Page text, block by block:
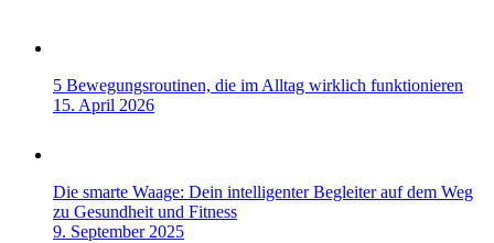
5 Bewegungsroutinen, die im Alltag wirklich funktionieren
15. April 2026
Die smarte Waage: Dein intelligenter Begleiter auf dem Weg
zu Gesundheit und Fitness
9. September 2025